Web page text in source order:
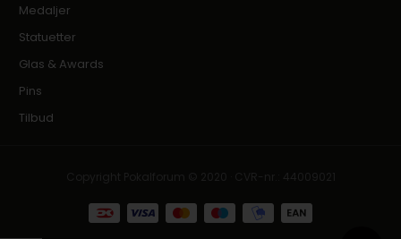
Medaljer
Statuetter
Glas & Awards
Pins
Tilbud